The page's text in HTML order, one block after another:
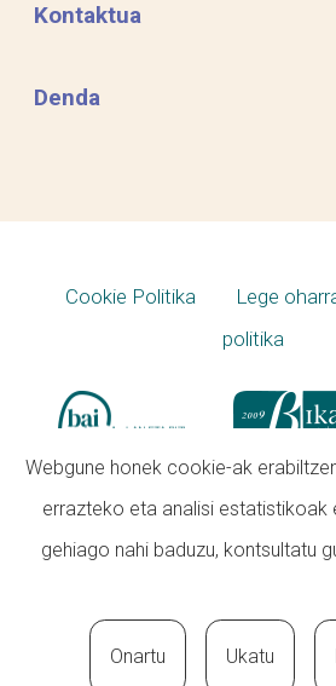
Kontaktua
Denda
Cookie Politika Lege
politika
Webgune honek cookie-ak
errazteko eta analisi
gehiago nahi baduzu, kontsultatu
Onartu Ukatu